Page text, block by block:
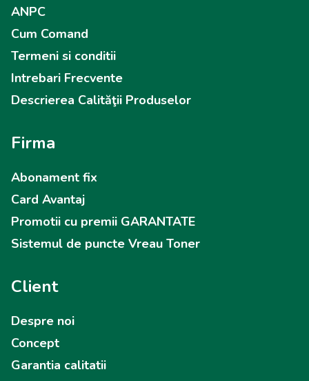
ANPC
Cum Comand
Termeni si conditii
Intrebari Frecvente
Descrierea Calităţii Produselor
Firma
Abonament fix
Card Avantaj
Promotii cu premii GARANTATE
Sistemul de puncte Vreau Toner
Client
Despre noi
Concept
Garantia calitatii